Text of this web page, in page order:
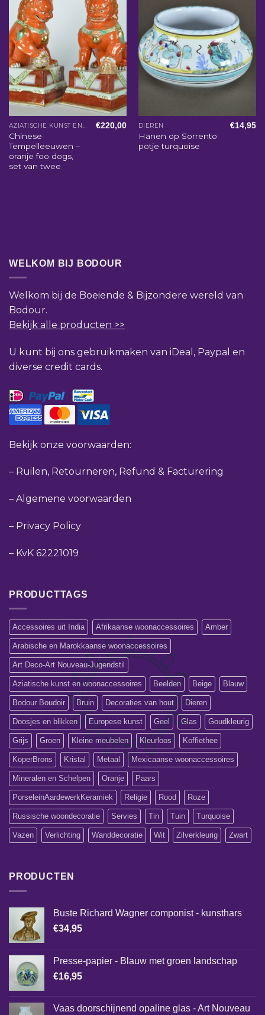
AZIATISCHE KUNST EN WOONACCESSOIRES
Chinese
Tempelleeuwen –
oranje foo dogs,
set van twee
€220,00 DIEREN
Hanen op Sorrento
potje turquoise
€14,95
WELKOM BIJ BODOUR
Welkom bij de Boeiende & Bijzondere wereld van
Bodour.
Bekijk alle producten >>
U kunt bij ons gebruikmaken van iDeal, Paypal en
diverse credit cards.
Bekijk onze voorwaarden:
– Ruilen, Retourneren, Refund & Facturering
– Algemene voorwaarden
– Privacy Policy
– KvK 62221019
PRODUCTTAGS
Accessoires uit India Afrikaanse woonaccessoires Amber
Arabische en Marokkaanse woonaccessoires
Art Deco-Art Nouveau-Jugendstil
Aziatische kunst en woonaccessoires Beelden Beige Blauw
Bodour Boudoir Bruin Decoraties van hout Dieren
Doosjes en blikken Europese kunst Geel Glas Goudkleurig
Grijs Groen Kleine meubelen Kleurloos Koffiethee
KoperBrons Kristal Metaal Mexicaanse woonaccessoires
Mineralen en Schelpen Oranje Paars
PorseleinAardewerkKeramiek Religie Rood Roze
Russische woondecoratie Servies Tin Tuin Turquoise
Vazen Verlichting Wanddecoratie Wit Zilverkleurig Zwart
PRODUCTEN
Buste Richard Wagner componist - kunsthars
€34,95
Presse-papier - Blauw met groen landschap
€16,95
Vaas doorschijnend opaline glas - Art Nouveau